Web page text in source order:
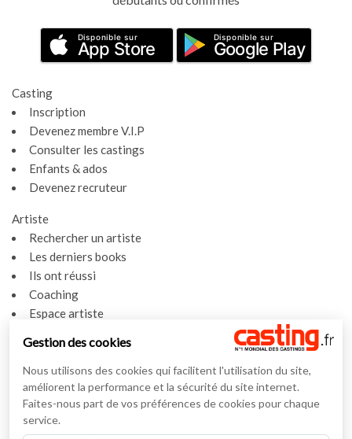
Disponible sur
App Store
Disponible sur
Google Play
Casting
Inscription
Devenez membre V.I.P
Consulter les castings
Enfants & ados
Devenez recruteur
Artiste
Rechercher un artiste
Les derniers books
Ils ont réussi
Coaching
Espace artiste
Actualités
Actualités
Vidéos
Interviews
Nos interviews
Gestion des cookies
Nous utilisons des cookies qui facilitent l'utilisation du site,
améliorent la performance et la sécurité du site internet.
Faites-nous part de vos préférences de cookies pour chaque
service.